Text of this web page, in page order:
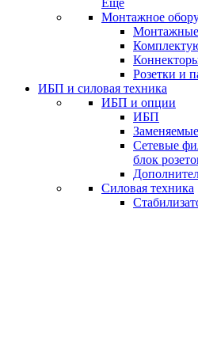
Еще
Монтажное
Розетки и
ИБП и силовая техника
ИБП и опции
ИБП
Сетевые
блок
Силовая техника